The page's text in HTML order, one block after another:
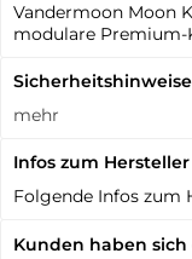
Vandermoon Moon
modulare Premium-
Sicherheitshinweise
mehr
Infos zum Hersteller
Folgende Infos zum
Kunden haben